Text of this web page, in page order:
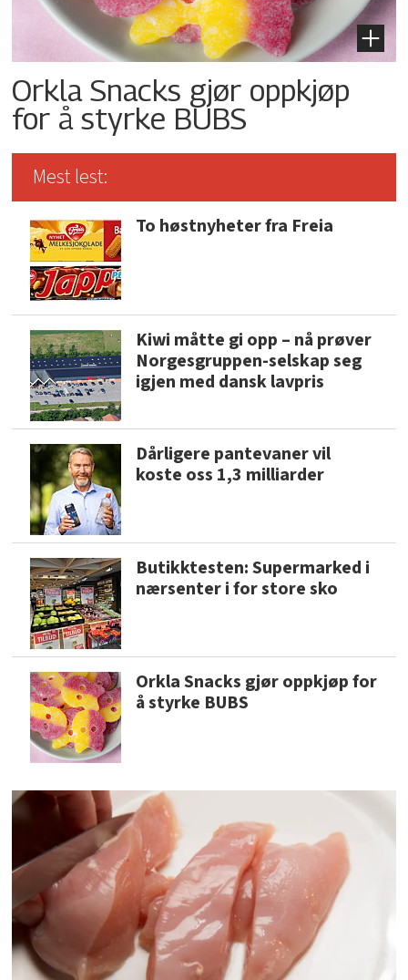
Orkla Snacks gjør oppkjøp
for å styrke BUBS
Mest lest:
To høstnyheter fra Freia
Kiwi måtte gi opp – nå prøver
Norgesgruppen-selskap seg
igjen med dansk lavpris
Dårligere pantevaner vil
koste oss 1,3 milliarder
Butikktesten: Supermarked i
nærsenter i for store sko
Orkla Snacks gjør oppkjøp for
å styrke BUBS